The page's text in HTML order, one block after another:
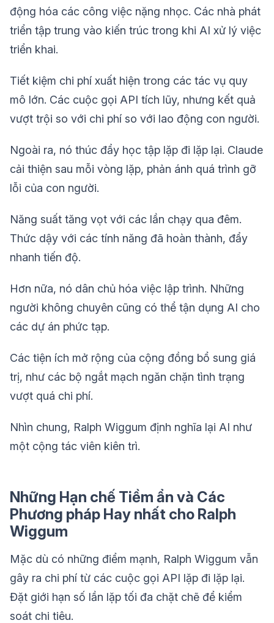
động hóa các công việc nặng nhọc. Các nhà phát
triển tập trung vào kiến trúc trong khi AI xử lý việc
triển khai.
Tiết kiệm chi phí xuất hiện trong các tác vụ quy
mô lớn. Các cuộc gọi API tích lũy, nhưng kết quả
vượt trội so với chi phí so với lao động con người.
Ngoài ra, nó thúc đẩy học tập lặp đi lặp lại. Claude
cải thiện sau mỗi vòng lặp, phản ánh quá trình gỡ
lỗi của con người.
Năng suất tăng vọt với các lần chạy qua đêm.
Thức dậy với các tính năng đã hoàn thành, đẩy
nhanh tiến độ.
Hơn nữa, nó dân chủ hóa việc lập trình. Những
người không chuyên cũng có thể tận dụng AI cho
các dự án phức tạp.
Các tiện ích mở rộng của cộng đồng bổ sung giá
trị, như các bộ ngắt mạch ngăn chặn tình trạng
vượt quá chi phí.
Nhìn chung, Ralph Wiggum định nghĩa lại AI như
một cộng tác viên kiên trì.
Những Hạn chế Tiềm ẩn và Các
Phương pháp Hay nhất cho Ralph
Wiggum
Mặc dù có những điểm mạnh, Ralph Wiggum vẫn
gây ra chi phí từ các cuộc gọi API lặp đi lặp lại.
Đặt giới hạn số lần lặp tối đa chặt chẽ để kiểm
soát chi tiêu.